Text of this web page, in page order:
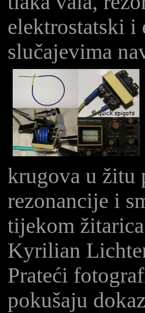
elektrostatski i
slučajevima
krugova u žitu
rezonancije i
tijekom
Kyrilian
Prateći
pokušaju